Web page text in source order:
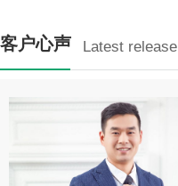
客户心声 Latest release